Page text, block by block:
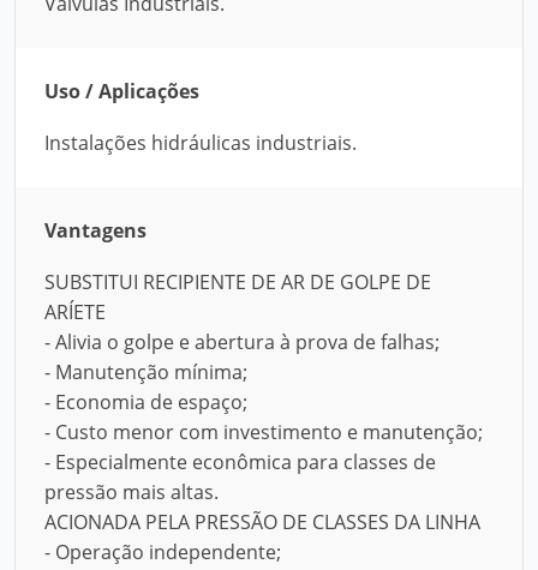
Uso / Aplicações
Instalações hidráulicas industriais.
Vantagens
SUBSTITUI RECIPIENTE DE AR DE GOLPE DE
ARÍETE
- Alivia o golpe e abertura à prova de falhas;
- Manutenção mínima;
- Economia de espaço;
- Custo menor com investimento e manutenção;
- Especialmente econômica para classes de
pressão mais altas.
ACIONADA PELA PRESSÃO DE CLASSES DA LINHA
- Operação independente;